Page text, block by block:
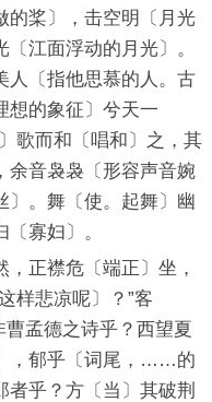
的桨〕，击空明〔月光
江面浮动的月光〕。
人〔指他思慕的人。古
想的象征〕兮天一
歌而和〔唱和〕之，其
余音袅袅〔形容声音婉
〕。舞〔使。起舞〕幽
寡妇〕。
正襟危〔端正〕坐，
样悲凉呢〕？”客
曹孟德之诗乎？西望夏
，郁乎〔词尾，……的
乎？方〔当〕其破荆